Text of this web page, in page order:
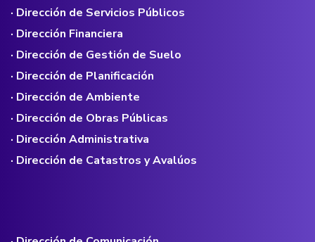
· Dirección de Servicios Públicos
· Dirección Financiera
· Dirección de Gestión de Suelo
· Dirección de Planificación
· Dirección de Ambiente
· Dirección de Obras Públicas
· Dirección Administrativa
· Dirección de Catastros y Avalúos